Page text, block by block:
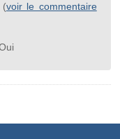
(voir le commentaire